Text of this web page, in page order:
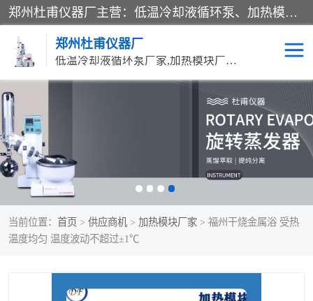
郑州杜甫仪器厂主营：低温冷却液循环泵、加热模块、水热合成反应釜、水油浴锅、旋转蒸发器、循环水真空泵等产品。郑州杜甫仪器厂在众多的教学仪器行业中依靠科技力量扬长避短、迅速发展，成为国家教委*生产教学仪器的厂家，产品具有国内良好水平，主导产品通过ISO9002质量认证。
郑州杜甫仪器厂
低温冷却液循环泵厂家,加热模块厂家,水热合成反应釜厂家,水油浴锅厂家,旋转蒸发器厂家
当前位置： 首页 > 供应商机 > 加热模块厂家 > 福州干烧金属浴 受热
温度均匀 温度波动不超过±1℃
循环水真空泵厂家 水热合成反应釜厂家
低温冷却液循环泵厂家 加热模块厂家
水油浴锅厂家 气流烘干器
旋转蒸发器厂家 双层玻璃反应釜10L
高温循环油浴锅母 五抽头循环水真空泵